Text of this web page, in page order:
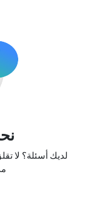
لديك أسئلة؟ لا